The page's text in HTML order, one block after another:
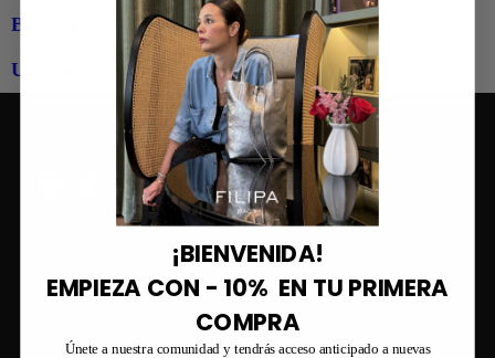
Barrel jeans negros
Un combo top y Lisa negro
Combina tu bolso con muchísimos outfits publicados en
Instagram ¡Más de 210.000 seguidores!
¡BIENVENIDA!
EMPIEZA CON - 10% EN TU PRIMERA
COMPRA
Únete a nuestra comunidad y tendrás acceso anticipado a nuevas